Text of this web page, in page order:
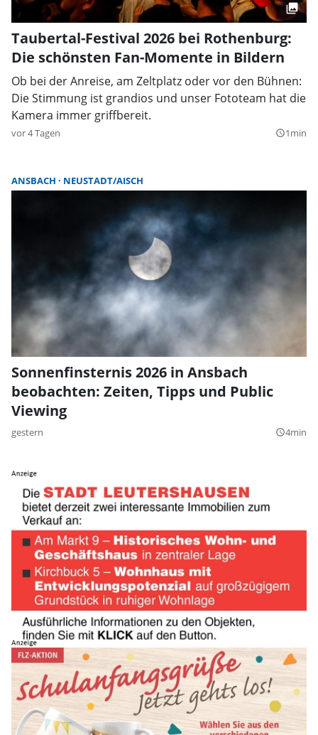
Taubertal-Festival 2026 bei Rothenburg:
Die schönsten Fan-Momente in Bildern
Ob bei der Anreise, am Zeltplatz oder vor den Bühnen:
Die Stimmung ist grandios und unser Fototeam hat die
Kamera immer griffbereit.
vor 4 Tagen query_builder1min
ANSBACH NEUSTADT/AISCH
Sonnenfinsternis 2026 in Ansbach
beobachten: Zeiten, Tipps und Public
Viewing
gestern query_builder4min